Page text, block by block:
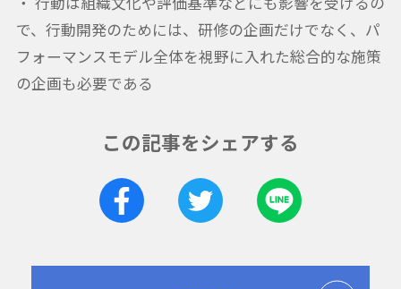
で、行動開発のためには、研修の企画だけでなく、パ
フォーマンスモデル全体を視野に入れた総合的な施策
の企画も必要である
この記事をシェアする